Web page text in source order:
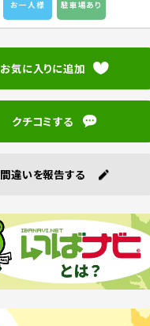
お一人様 駐車場あり
お気に入りに追加
クチコミする
間違いを報告する